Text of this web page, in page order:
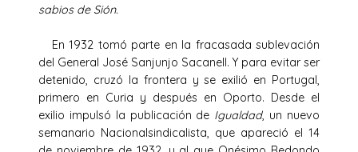
sabios de Sión.
En 1932 tomó parte en la fracasada sublevación
del General José Sanjunjo Sacanell. Y para evitar ser
detenido, cruzó la frontera y se exilió en Portugal,
primero en Curia y después en Oporto. Desde el
exilio impulsó la publicación de Igualdad, un nuevo
semanario Nacionalsindicalista, que apareció el 14